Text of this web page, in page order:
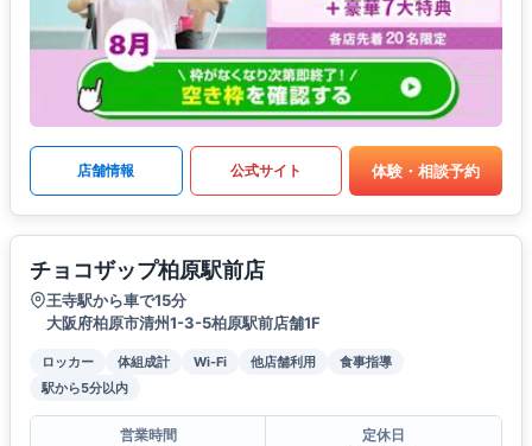
店舗情報 公式サイト 体験・相談予約
チョコザップ柏原駅前店
王寺駅から車で15分
大阪府柏原市清州1-3-5柏原駅前店舗1F
ロッカー 体組成計 Wi-Fi 他店舗利用
食事指導
駅から5分以内
営業時間
定休日